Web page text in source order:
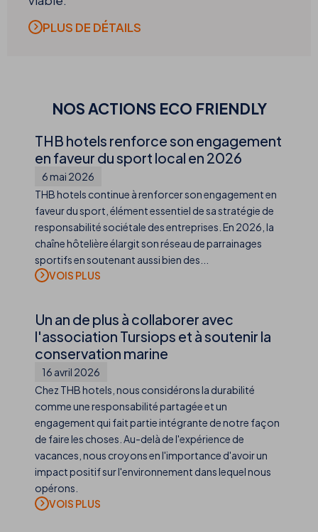
PLUS DE DÉTAILS
NOS ACTIONS ECO FRIENDLY
THB hotels renforce son engagement
en faveur du sport local en 2026
6 mai 2026
THB hotels continue à renforcer son engagement en
faveur du sport, élément essentiel de sa stratégie de
responsabilité sociétale des entreprises. En 2026, la
chaîne hôtelière élargit son réseau de parrainages
sportifs en soutenant aussi bien des...
Un an de plus à collaborer avec
l'association Tursiops et à soutenir la
conservation marine
16 avril 2026
Chez THB hotels, nous considérons la durabilité
comme une responsabilité partagée et un
engagement qui fait partie intégrante de notre façon
de faire les choses. Au-delà de l'expérience de
vacances, nous croyons en l'importance d'avoir un
impact positif sur l'environnement dans lequel nous
opérons.